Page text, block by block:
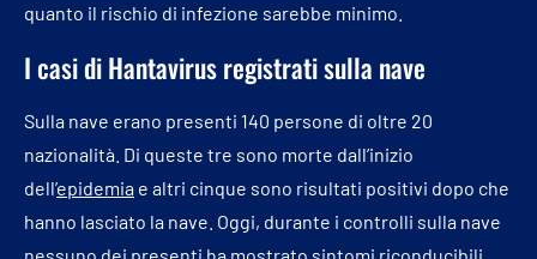
quanto il rischio di infezione sarebbe minimo.
I casi di Hantavirus registrati sulla nave
Sulla nave erano presenti 140 persone di oltre 20
nazionalità. Di queste tre sono morte dall’inizio
dell’epidemia e altri cinque sono risultati positivi dopo che
hanno lasciato la nave. Oggi, durante i controlli sulla nave